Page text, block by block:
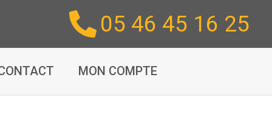
05 46 45 16 25
MON COMPTE